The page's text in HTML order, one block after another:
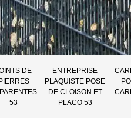
DE
PIERRES
53
ENTREPRISE
PLAQUISTE POSE
DE CLOISON ET
PLACO 53